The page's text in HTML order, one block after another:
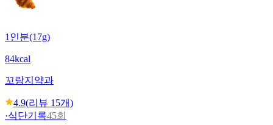
1인분(17g)
84kcal
꼬랑지 약과
4.9(리뷰 15개)
·식단기록45회